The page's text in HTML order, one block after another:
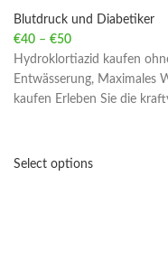
Blutdruck und Diabetiker
€40 – €50
Hydroklortiazid kaufen
Entwässerung, Maximales
kaufen Erleben Sie die
Select options